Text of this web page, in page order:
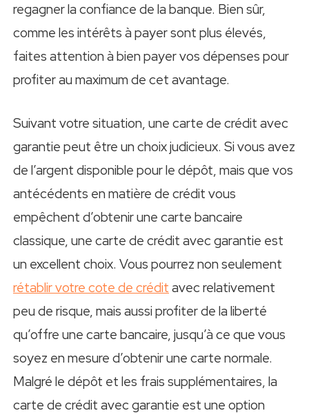
regagner la confiance de la banque. Bien sûr,
comme les intérêts à payer sont plus élevés,
faites attention à bien payer vos dépenses pour
profiter au maximum de cet avantage.
Suivant votre situation, une carte de crédit avec
garantie peut être un choix judicieux. Si vous avez
de l’argent disponible pour le dépôt, mais que vos
antécédents en matière de crédit vous
empêchent d’obtenir une carte bancaire
classique, une carte de crédit avec garantie est
un excellent choix. Vous pourrez non seulement
rétablir votre cote de crédit avec relativement
peu de risque, mais aussi profiter de la liberté
qu’offre une carte bancaire, jusqu’à ce que vous
soyez en mesure d’obtenir une carte normale.
Malgré le dépôt et les frais supplémentaires, la
carte de crédit avec garantie est une option